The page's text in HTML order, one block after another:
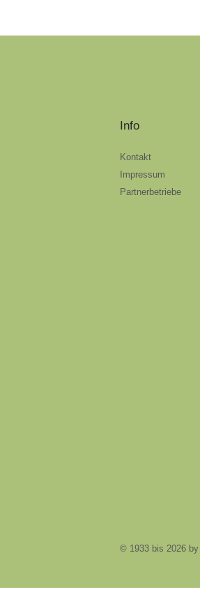
Info
Kontakt
Impressum
Partnerbetriebe
© 1933 bis 2026 by